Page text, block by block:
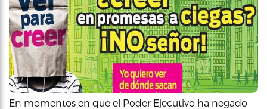
En momentos en que el Poder Ejecutivo ha negado